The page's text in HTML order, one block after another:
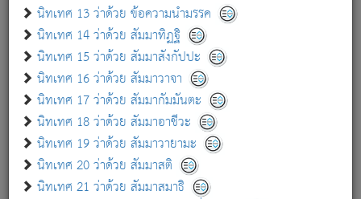
นิทเทศ 13 ว่าด้วย ข้อความนำมรรค
นิทเทศ 14 ว่าด้วย สัมมาทิฏฐิ
นิทเทศ 15 ว่าด้วย สัมมาสังกัปปะ
นิทเทศ 16 ว่าด้วย สัมมาวาจา
นิทเทศ 17 ว่าด้วย สัมมากัมมันตะ
นิทเทศ 18 ว่าด้วย สัมมาอาชีวะ
นิทเทศ 19 ว่าด้วย สัมมาวายามะ
นิทเทศ 20 ว่าด้วย สัมมาสติ
นิทเทศ 21 ว่าด้วย สัมมาสมาธิ
เกี่ยวกับธรรมโฆษณ์ออนไลน์ (Disclaimer)
แม้ระบบ "ธรรมโฆษณ์ออนไลน์" พยายามปรับปรุงข้อมูลให้ถูกต้องมากที่สุด
ผู้ศึกษาก็พึงตรวจสอบกับตัวเล่มหนังสือต้นฉบับ ที่มีการพิมพ์ครั้งล่าสุด
ก่อนนำข้อมูลไปใช้ในการอ้างอิง"
เกี่ยวกับอัตถจารี|เกี่ยวกับการพัฒนา|แจ้งข้อผิดพลาด / แนะนำ
หนังสือที่เกี่ยวข้อง